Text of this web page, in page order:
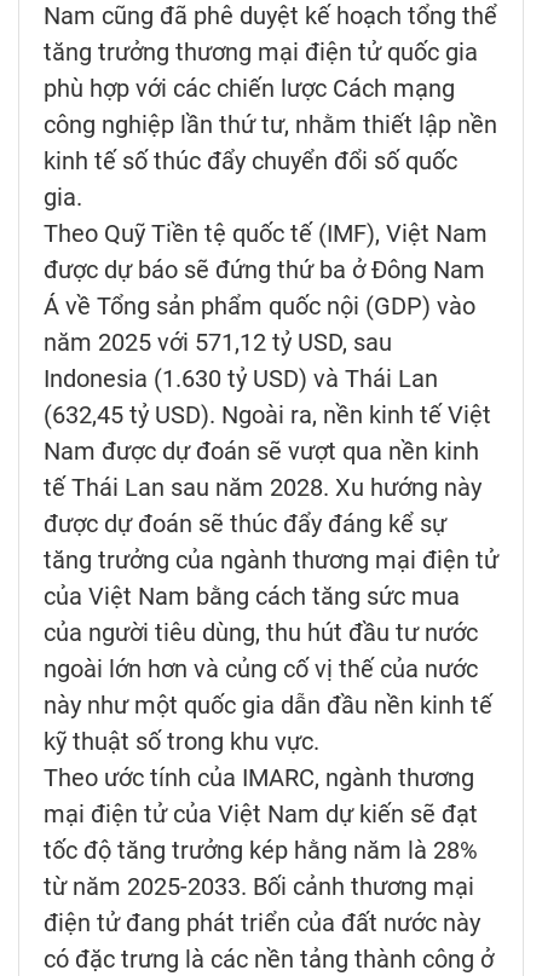
Nam cũng đã phê duyệt kế hoạch tổng thể
tăng trưởng thương mại điện tử quốc gia
phù hợp với các chiến lược Cách mạng
công nghiệp lần thứ tư, nhằm thiết lập nền
kinh tế số thúc đẩy chuyển đổi số quốc
gia.
Theo Quỹ Tiền tệ quốc tế (IMF), Việt Nam
được dự báo sẽ đứng thứ ba ở Đông Nam
Á về Tổng sản phẩm quốc nội (GDP) vào
năm 2025 với 571,12 tỷ USD, sau
Indonesia (1.630 tỷ USD) và Thái Lan
(632,45 tỷ USD). Ngoài ra, nền kinh tế Việt
Nam được dự đoán sẽ vượt qua nền kinh
tế Thái Lan sau năm 2028. Xu hướng này
được dự đoán sẽ thúc đẩy đáng kể sự
tăng trưởng của ngành thương mại điện tử
của Việt Nam bằng cách tăng sức mua
của người tiêu dùng, thu hút đầu tư nước
ngoài lớn hơn và củng cố vị thế của nước
này như một quốc gia dẫn đầu nền kinh tế
kỹ thuật số trong khu vực.
Theo ước tính của IMARC, ngành thương
mại điện tử của Việt Nam dự kiến sẽ đạt
tốc độ tăng trưởng kép hằng năm là 28%
từ năm 2025-2033. Bối cảnh thương mại
điện tử đang phát triển của đất nước này
có đặc trưng là các nền tảng thành công ở